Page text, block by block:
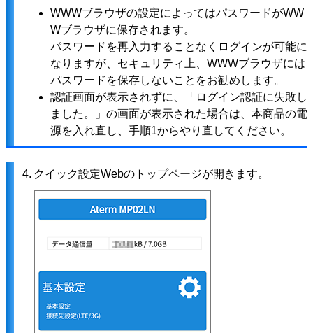
WWWブラウザの設定によってはパスワードがWW
Wブラウザに保存されます。
パスワードを再入力することなくログインが可能に
なりますが、セキュリティ上、WWWブラウザには
パスワードを保存しないことをお勧めします。
認証画面が表示されずに、「ログイン認証に失敗し
ました。」の画面が表示された場合は、本商品の電
源を入れ直し、手順1からやり直してください。
4. クイック設定Webのトップページが開きます。